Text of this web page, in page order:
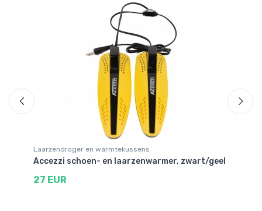
Laarzendroger en warmtekussens
Accezzi schoen- en laarzenwarmer, zwart/geel
27 EUR